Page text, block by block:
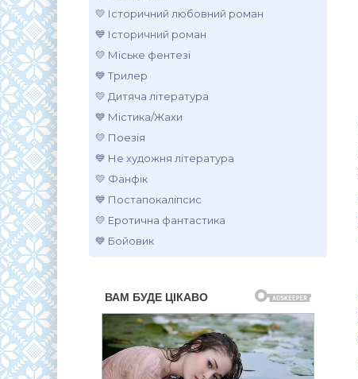
💛 Історичний любовний роман
💙 Історичний роман
💛 Міське фентезі
💙 Трилер
💛 Дитяча література
💙 Містика/Жахи
💛 Поезія
💙 Не художня література
💛 Фанфік
💙 Постапокаліпсис
💛 Еротична фантастика
💙 Бойовик